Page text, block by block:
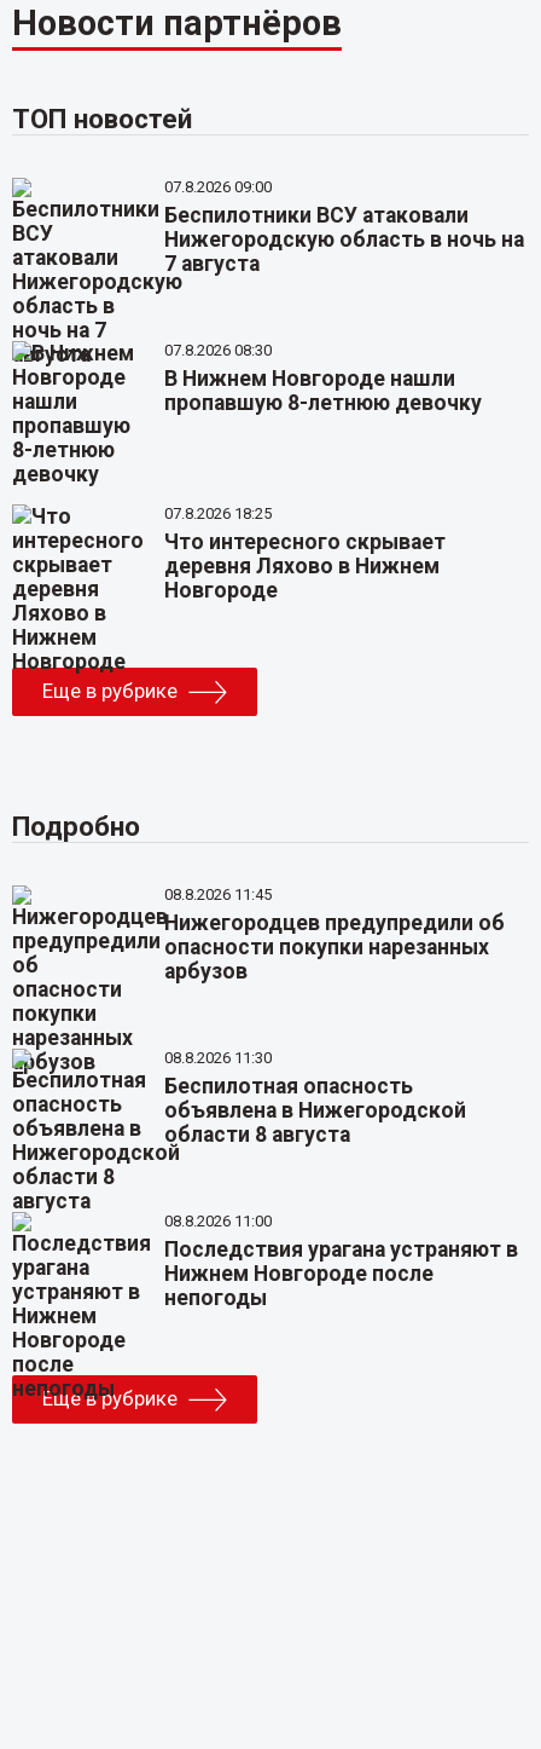
Новости партнёров
ТОП новостей
07.8.2026 09:00
Беспилотники ВСУ атаковали
Нижегородскую область в ночь на
7 августа
07.8.2026 08:30
В Нижнем Новгороде нашли
пропавшую 8-летнюю девочку
07.8.2026 18:25
Что интересного скрывает
деревня Ляхово в Нижнем
Новгороде
Еще в рубрике
Подробно
08.8.2026 11:45
Нижегородцев предупредили об
опасности покупки нарезанных
арбузов
08.8.2026 11:30
Беспилотная опасность
объявлена в Нижегородской
области 8 августа
08.8.2026 11:00
Последствия урагана устраняют в
Нижнем Новгороде после
непогоды
Еще в рубрике